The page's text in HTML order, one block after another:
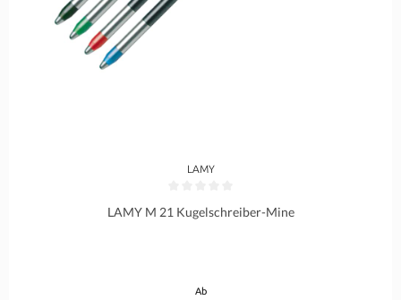
LAMY
LAMY M 21 Kugelschreiber-Mine
Regulärer Preis:
Ab